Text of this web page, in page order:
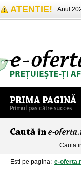
ATENTIE! Anul
Cauta
Esti pe pagina: e-